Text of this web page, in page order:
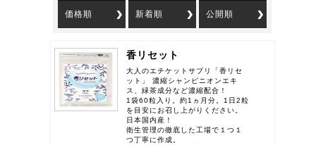
価格順 新着順 公開順
香リセット
大人のエチケットサプリ「香リセ
ット」 濃縮シャンピニオンエキ
ス、緑茶成分など濃縮配合！
1袋60粒入り。約1ヵ月分。1日2粒
を目安にお召し上がりください。
日本国内産！
衛生管理の徹底した工場で１つ１
つ丁寧に作成。